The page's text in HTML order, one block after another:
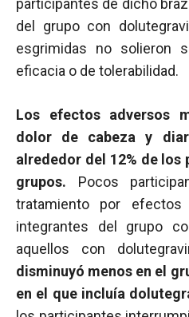
participantes de dicho
del grupo con
esgrimidas no solieron
eficacia o de tolerabilidad.
Los efectos adversos
dolor de cabeza y
alrededor del 12% de los
grupos. Pocos
tratamiento por
integrantes del grupo
aquellos con
disminuyó menos en el
en el que incluía